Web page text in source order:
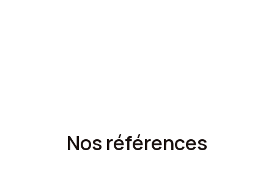
Nos références